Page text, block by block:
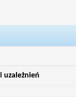
uzależnień